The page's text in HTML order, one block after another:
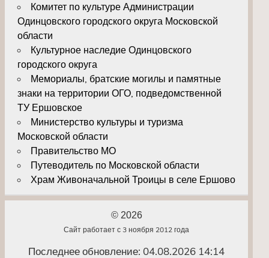
Комитет по культуре Администрации
Одинцовского городского округа Московской
области
Культурное наследие Одинцовского
городского округа
Мемориалы, братские могилы и памятные
знаки на территории ОГО, подведомственной
ТУ Ершовское
Министерство культуры и туризма
Московской области
Правительство МО
Путеводитель по Московской области
Храм Живоначальной Троицы в селе Ершово
© 2026
Сайт работает с 3 ноября 2012 года
Последнее обновление: 04.08.2026 14:14